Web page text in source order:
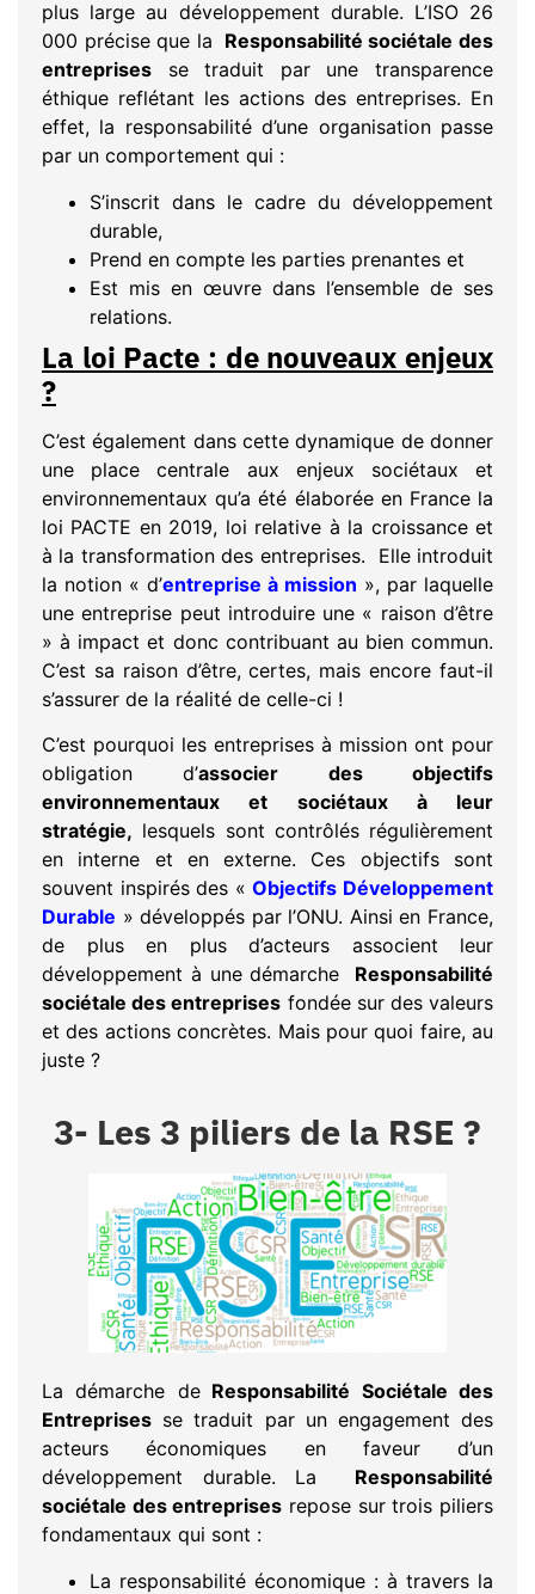
plus large au développement durable. L’ISO 26
000 précise que la Responsabilité sociétale des
entreprises se traduit par une transparence
éthique reflétant les actions des entreprises. En
effet, la responsabilité d’une organisation passe
par un comportement qui :
S’inscrit dans le cadre du développement
durable,
Prend en compte les parties prenantes et
Est mis en œuvre dans l’ensemble de ses
relations.
La loi Pacte : de nouveaux enjeux
?
C’est également dans cette dynamique de donner
une place centrale aux enjeux sociétaux et
environnementaux qu’a été élaborée en France la
loi PACTE en 2019, loi relative à la croissance et
à la transformation des entreprises. Elle introduit
la notion « d’entreprise à mission », par laquelle
une entreprise peut introduire une « raison d’être
» à impact et donc contribuant au bien commun.
C’est sa raison d’être, certes, mais encore faut-il
s’assurer de la réalité de celle-ci !
C’est pourquoi les entreprises à mission ont pour
obligation d’associer des objectifs
environnementaux et sociétaux à leur
stratégie, lesquels sont contrôlés régulièrement
en interne et en externe. Ces objectifs sont
souvent inspirés des «Objectifs Développement
Durable » développés par l’ONU. Ainsi en France,
de plus en plus d’acteurs associent leur
développement à une démarche
Responsabilité
sociétale des entreprises fondée sur des valeurs
et des actions concrètes. Mais pour quoi faire, au
juste ?
3- Les 3 piliers de la RSE ?
La démarche deResponsabilité Sociétale des
Entreprises se traduit par un engagement des
acteurs économiques en faveur d’un
développement durable. La
Responsabilité
sociétale des entreprises repose sur trois piliers
fondamentaux qui sont :
La responsabilité économique : à travers la